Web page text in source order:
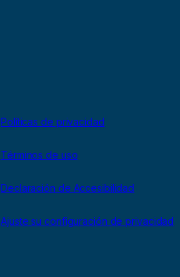
Políticas de privacidad
Términos de uso
Declaración de Accesibilidad
Ajuste su configuración de privacidad